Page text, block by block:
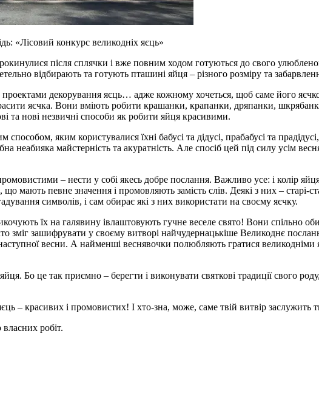
«Лісовий конкурс великодніх яєць»
після сплячки і вже повним ходом готуються до свого
відбирають та готують пташині яйця – різного розміру та
декорування яєць… адже кожному хочеться, щоб саме його
яєчка. Вони вміють робити крашанки, крапанки, дряпанки,
та нові незвичні способи як робити яйця красивими.
яким користувалися їхні бабусі та дідусі, прабабусі та
неабияка майстерність та акуратність. Але спосіб цей під силу усім
– нести у собі якесь добре послання. Важливо усе: і колір
мають певне значення і промовляють замість слів. Деякі з них – старі-
символів, і сам обирає які з них використати на своєму яєчку.
їх на галявину івлаштовують гучне веселе свято! Вони спільно
зміг зашифрувати у своєму витворі найчудернацькіше Великоднє
весни. А найменші веснявочки полюбляють гратися великодніми
Бо це так приємно – берегти і виконувати святкові традиції свого
– красивих і промовистих! І хто-зна, може, саме твій витвір заслужить
робіт.